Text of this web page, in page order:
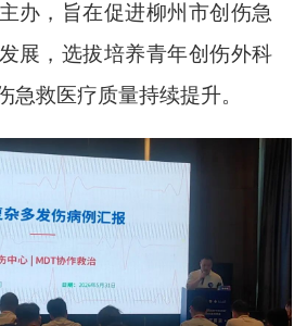
办，旨在促进柳州市创伤急
展，选拔培养青年创伤外科
急救医疗质量持续提升。